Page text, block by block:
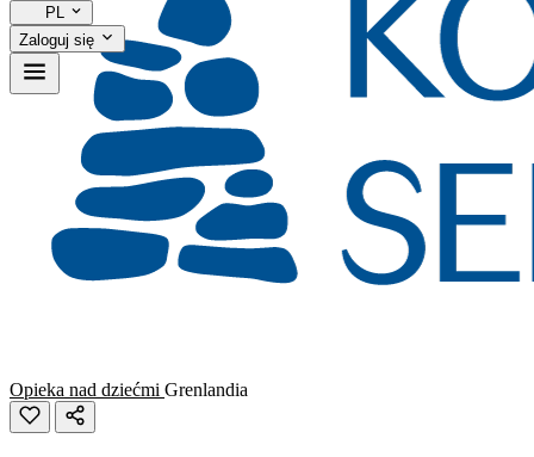
PL
Zaloguj się
Opieka nad dziećmi Grenlandia